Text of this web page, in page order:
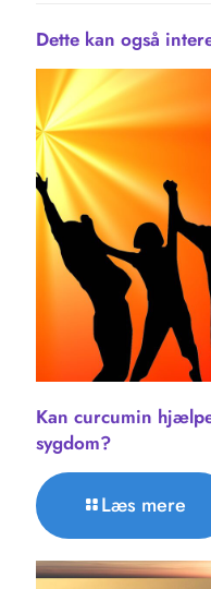
Dette kan også
Kan curcumin
sygdom?
Læs mere